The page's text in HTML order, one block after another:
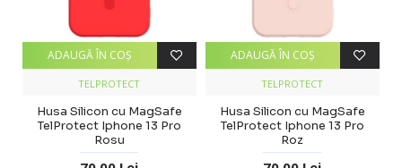
TELPROTECT
Husa Silicon cu MagSafe
TelProtect Iphone 13 Pro
Rosu
ADAUGĂ ÎN COŞ
TELPROTECT
Husa Silicon cu MagSafe
TelProtect Iphone 13 Pro
Roz
ADAUGĂ ÎN COŞ